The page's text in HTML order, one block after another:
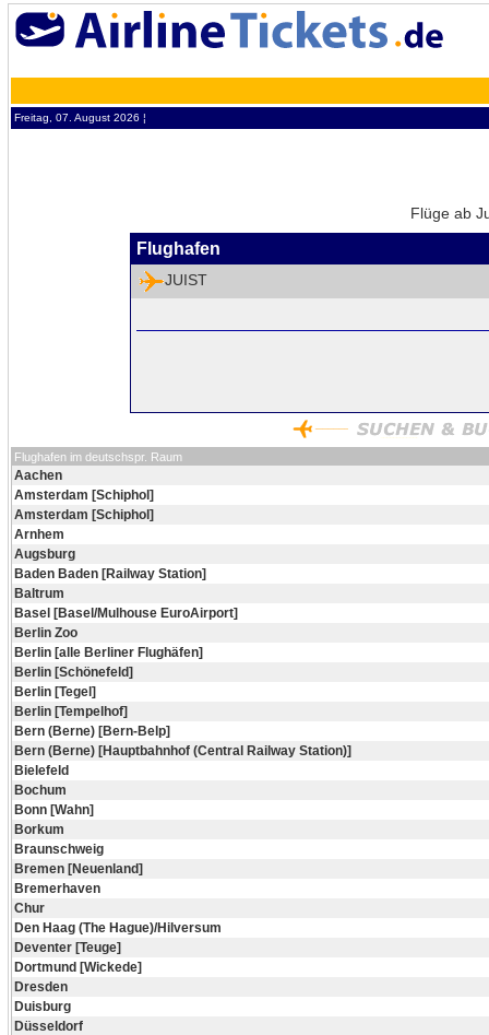
Freitag, 07. August 2026 ¦
Flüge ab
Flughafen
JUIST
Flughafen im deutschspr. Raum
Aachen
Amsterdam [Schiphol]
Amsterdam [Schiphol]
Arnhem
Augsburg
Baden Baden [Railway Station]
Baltrum
Basel [Basel/Mulhouse EuroAirport]
Berlin Zoo
Berlin [alle Berliner Flughäfen]
Berlin [Schönefeld]
Berlin [Tegel]
Berlin [Tempelhof]
Bern (Berne) [Bern-Belp]
Bern (Berne) [Hauptbahnhof (Central Railway Station)]
Bielefeld
Bochum
Bonn [Wahn]
Borkum
Braunschweig
Bremen [Neuenland]
Bremerhaven
Chur
Den Haag (The Hague)/Hilversum
Deventer [Teuge]
Dortmund [Wickede]
Dresden
Duisburg
Düsseldorf